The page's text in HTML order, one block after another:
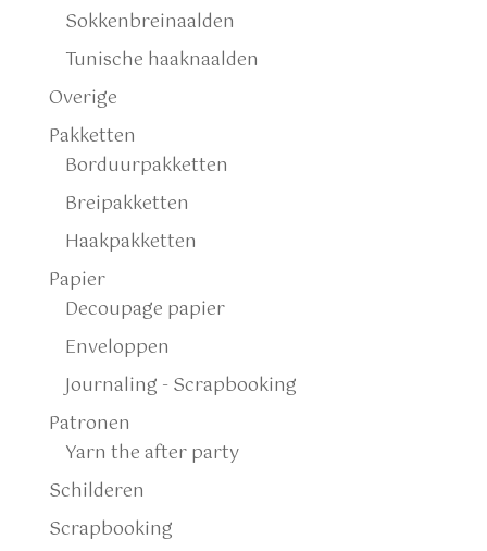
Sokkenbreinaalden
Tunische haaknaalden
Overige
Pakketten
Borduurpakketten
Breipakketten
Haakpakketten
Papier
Decoupage papier
Enveloppen
Journaling - Scrapbooking
Patronen
Yarn the after party
Schilderen
Scrapbooking